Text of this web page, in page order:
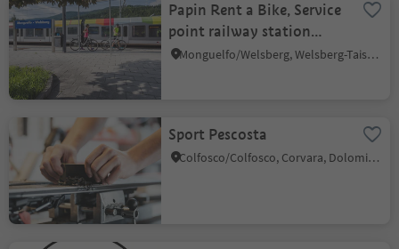
Papin Rent a Bike, Service
point railway station
Welsberg
Monguelfo/Welsberg, Welsberg-Taisten/Monguelfo-Tesido
Sport Pescosta
Colfosco/Colfosco, Corvara, Dolomites Region Alta Badia